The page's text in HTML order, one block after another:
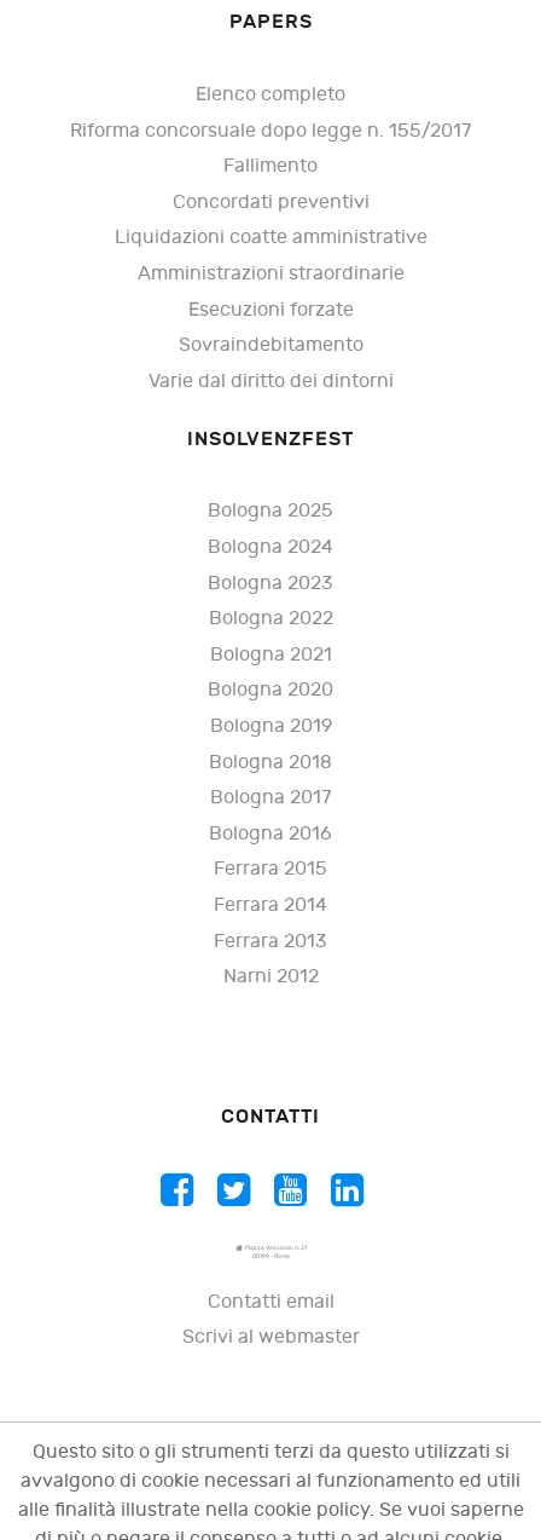
PAPERS
Elenco completo
Riforma concorsuale dopo legge n. 155/2017
Fallimento
Concordati preventivi
Liquidazioni coatte amministrative
Amministrazioni straordinarie
Esecuzioni forzate
Sovraindebitamento
Varie dal diritto dei dintorni
INSOLVENZFEST
Bologna 2025
Bologna 2024
Bologna 2023
Bologna 2022
Bologna 2021
Bologna 2020
Bologna 2019
Bologna 2018
Bologna 2017
Bologna 2016
Ferrara 2015
Ferrara 2014
Ferrara 2013
Narni 2012
CONTATTI
Piazza Vescovio, n. 21
00199 - Roma
Contatti email
Scrivi al webmaster
Questo sito o gli strumenti terzi da questo utilizzati si
avvalgono di cookie necessari al funzionamento ed utili
alle finalità illustrate nella cookie policy. Se vuoi saperne